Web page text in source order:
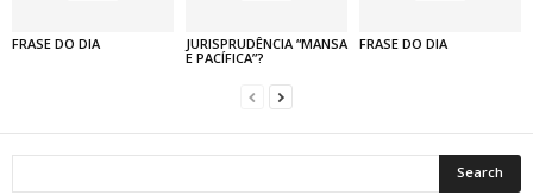
FRASE DO DIA
JURISPRUDÊNCIA “MANSA
E PACÍFICA”?
FRASE DO DIA